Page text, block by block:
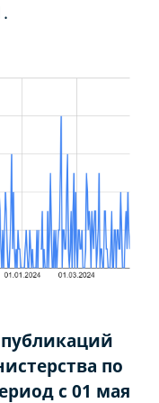
по
с 01 мая